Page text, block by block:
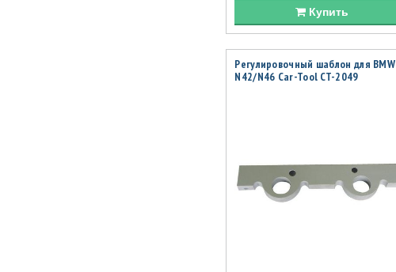
Купить
Регулировочный шаблон для BMW
N42/N46 Car-Tool CT-2049